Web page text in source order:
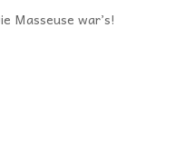
Masseuse war’s!